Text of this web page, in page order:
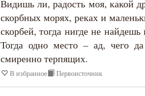
Видишь ли, радость моя, какой
скорбных морях, реках и
скорбей, тогда нигде не
Тогда одно место – ад, чего
смиренно терпящих.
В избранное Первоисточник